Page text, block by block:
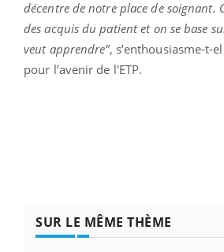
décentre de notre place de soignant.
des acquis du patient et on se base
veut apprendre”, s’enthousiasme-t-
pour l’avenir de l'ETP.
SUR LE MÊME THÈME